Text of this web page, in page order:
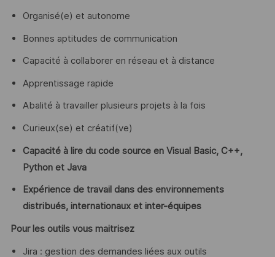
Organisé(e) et autonome
Bonnes aptitudes de communication
Capacité à collaborer en réseau et à distance
Apprentissage rapide
Abalité à travailler plusieurs projets à la fois
Curieux(se) et créatif(ve)
Capacité à lire du code source en Visual Basic, C++,
Python et Java
Expérience de travail dans des environnements
distribués, internationaux et inter-équipes
Pour les outils vous maitrisez
Jira : gestion des demandes liées aux outils